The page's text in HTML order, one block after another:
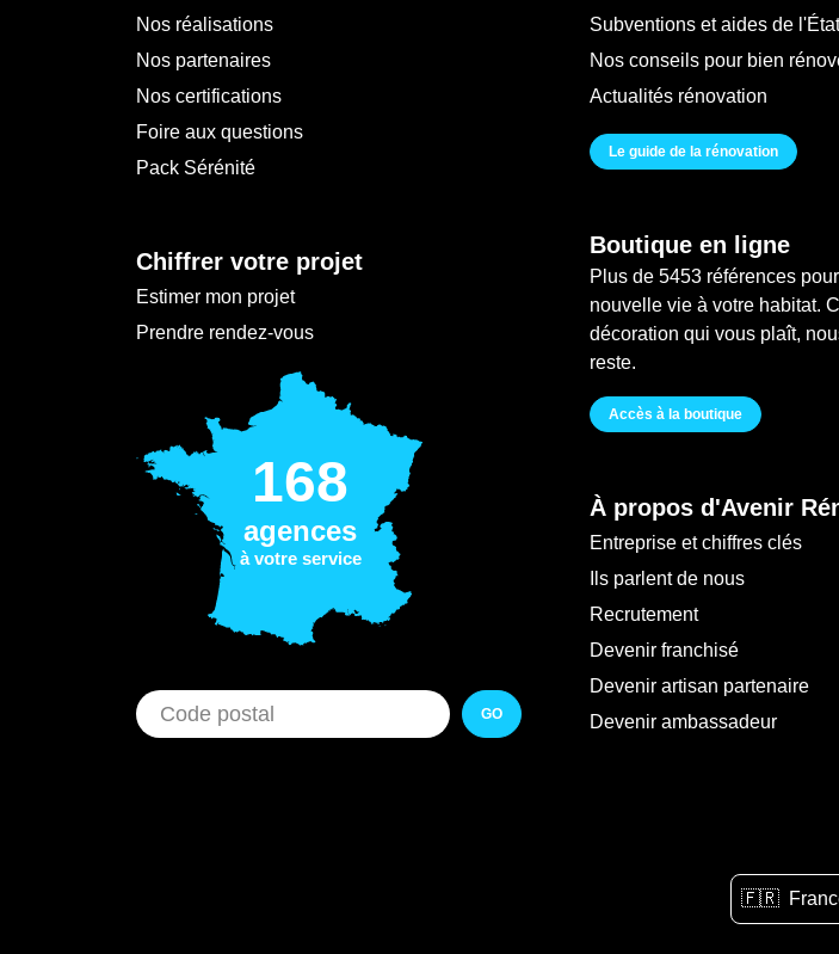
Nos réalisations
Nos partenaires
Nos certifications
Foire aux questions
Pack Sérénité
Chiffrer votre projet
Estimer mon projet
Prendre rendez-vous
168
agences
à votre service
GO
Subventions et aides de l'État
Nos conseils pour bien
Actualités rénovation
Le guide de la rénovation
Boutique en ligne
Plus de 5453 références
nouvelle vie à votre habitat.
décoration qui vous plaît,
reste.
Accès à la boutique
À propos d'Avenir
Entreprise et chiffres clés
Ils parlent de nous
Recrutement
Devenir franchisé
Devenir artisan partenaire
Devenir ambassadeur
🇫🇷